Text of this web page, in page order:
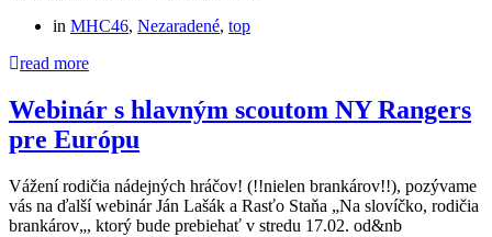
in MHC46, Nezaradené, top
read more
Webinár s hlavným scoutom NY Rangers
pre Európu
Vážení rodičia nádejných hráčov! (!!nielen brankárov!!), pozývame
vás na ďalší webinár Ján Lašák a Rasťo Staňa „Na slovíčko, rodičia
brankárov„, ktorý bude prebiehať v stredu 17.02. od&nb